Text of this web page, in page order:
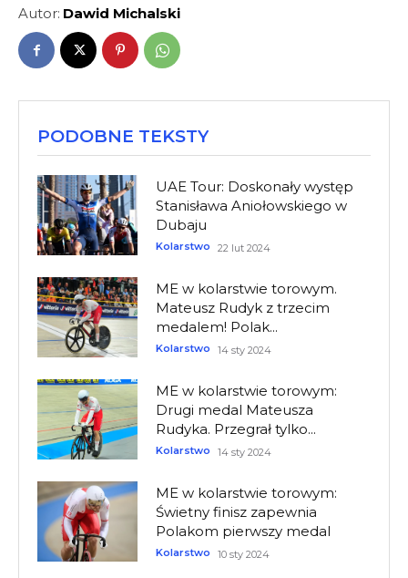
Autor: Dawid Michalski
PODOBNE TEKSTY
UAE Tour: Doskonały występ
Stanisława Aniołowskiego w
Dubaju
Kolarstwo 22 lut 2024
ME w kolarstwie torowym.
Mateusz Rudyk z trzecim
medalem! Polak...
Kolarstwo 14 sty 2024
ME w kolarstwie torowym:
Drugi medal Mateusza
Rudyka. Przegrał tylko...
Kolarstwo 14 sty 2024
ME w kolarstwie torowym:
Świetny finisz zapewnia
Polakom pierwszy medal
Kolarstwo 10 sty 2024